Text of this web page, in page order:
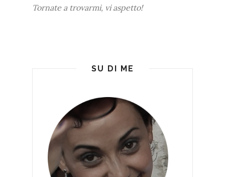
Tornate a trovarmi, vi aspetto!
SU DI ME